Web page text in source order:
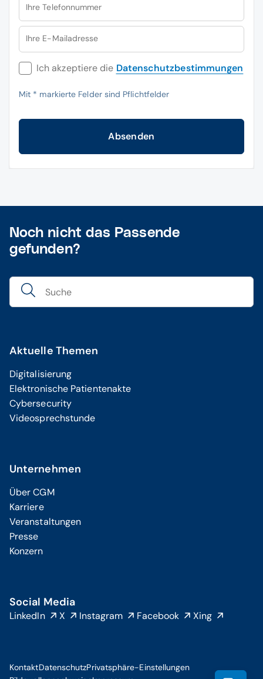
Ihre Telefonnummer
Ihre E-Mailadresse
Ich akzeptiere die Datenschutzbestimmungen
Mit * markierte Felder sind Pflichtfelder
Absenden
Noch nicht das Passende
gefunden?
Aktuelle Themen
Digitalisierung
Elektronische Patientenakte
Cybersecurity
Videosprechstunde
Unternehmen
Über CGM
Karriere
Veranstaltungen
Presse
Konzern
Social Media
LinkedIn X Instagram Facebook Xing
KontaktDatenschutzPrivatsphäre-Einstellungen